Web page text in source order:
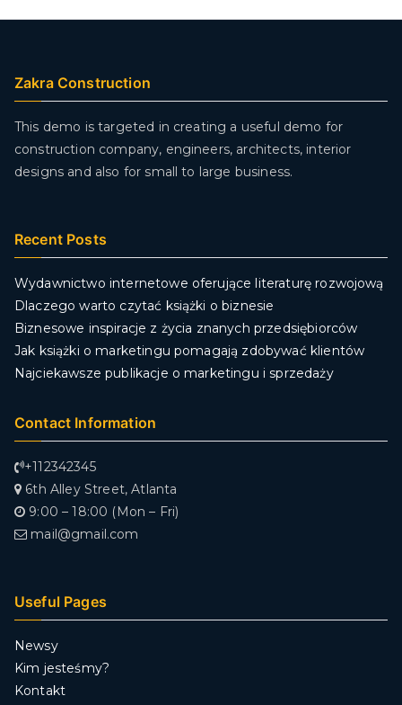
Zakra Construction
This demo is targeted in creating a useful demo for
construction company, engineers, architects, interior
designs and also for small to large business.
Recent Posts
Wydawnictwo internetowe oferujące literaturę rozwojową
Dlaczego warto czytać książki o biznesie
Biznesowe inspiracje z życia znanych przedsiębiorców
Jak książki o marketingu pomagają zdobywać klientów
Najciekawsze publikacje o marketingu i sprzedaży
Contact Information
+112342345
6th Alley Street, Atlanta
9:00 – 18:00 (Mon – Fri)
mail@gmail.com
Useful Pages
Newsy
Kim jesteśmy?
Kontakt